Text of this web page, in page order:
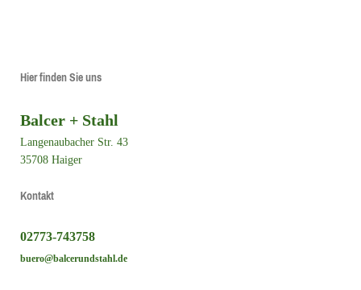
Hier finden Sie uns
Balcer + Stahl
Langenaubacher Str. 43
35708 Haiger
Kontakt
02773-743758
buero@balcerundstahl.de